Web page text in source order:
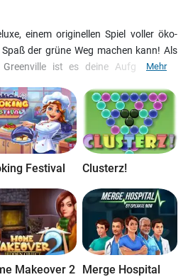
einem originellen Spiel voller öko-
der grüne Weg machen kann! Als
ist es deine Aufgabe, den
du Energiesparhäuser, installierst
noch heute aus!
Mehr
Festival Clusterz!
Makeover 2 Merge Hospital